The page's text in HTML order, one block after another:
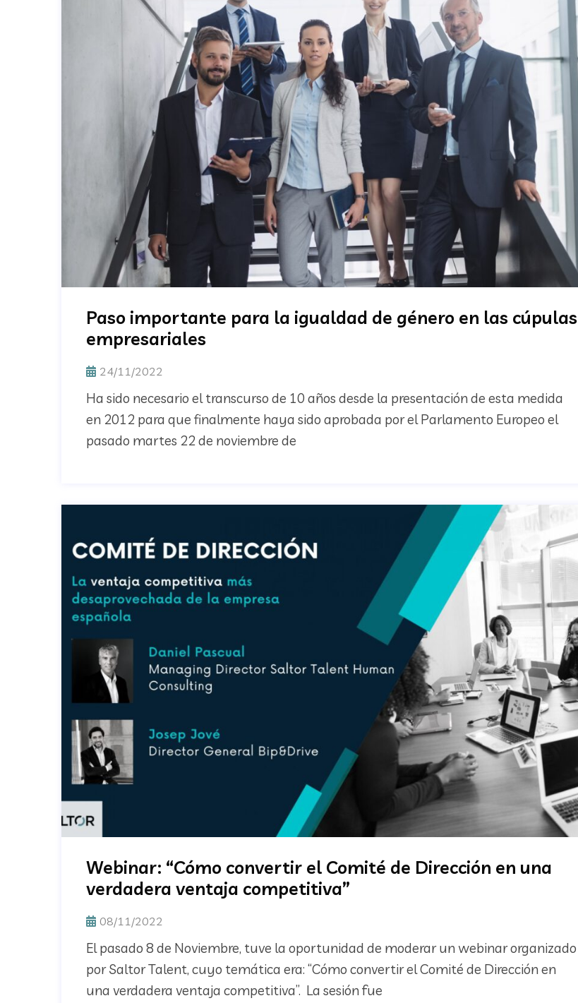
Paso importante para la igualdad de género en las cúpulas
empresariales
24/11/2022
Ha sido necesario el transcurso de 10 años desde la presentación de esta medida
en 2012 para que finalmente haya sido aprobada por el Parlamento Europeo el
pasado martes 22 de noviembre de
Webinar: “Cómo convertir el Comité de Dirección en una
verdadera ventaja competitiva”
08/11/2022
El pasado 8 de Noviembre, tuve la oportunidad de moderar un webinar organizado
por Saltor Talent, cuyo temática era: “Cómo convertir el Comité de Dirección en
una verdadera ventaja competitiva”. La sesión fue